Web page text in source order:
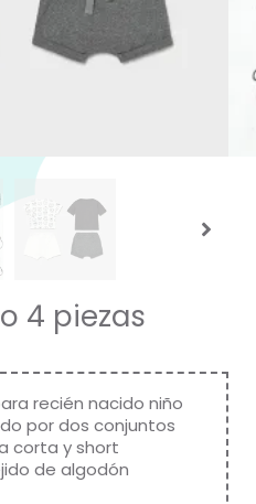
4 piezas
recién nacido niño
por dos conjuntos
corta y short
de algodón